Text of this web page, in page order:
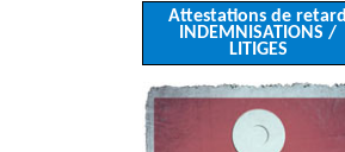
Attestations de retard
INDEMNISATIONS /
LITIGES